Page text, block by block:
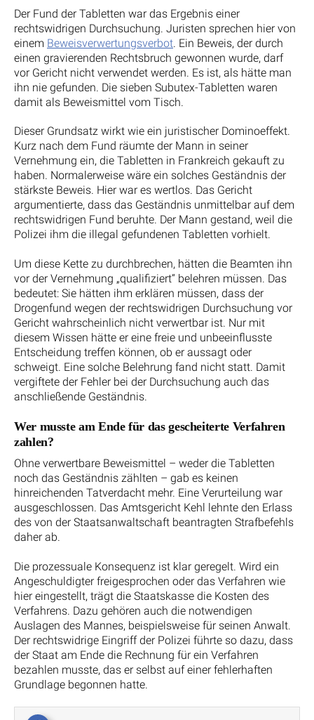
Der Fund der Tabletten war das Ergebnis einer
rechtswidrigen Durchsuchung. Juristen sprechen hier von
einem Beweisverwertungsverbot. Ein Beweis, der durch
einen gravierenden Rechtsbruch gewonnen wurde, darf
vor Gericht nicht verwendet werden. Es ist, als hätte man
ihn nie gefunden. Die sieben Subutex-Tabletten waren
damit als Beweismittel vom Tisch.
Dieser Grundsatz wirkt wie ein juristischer Dominoeffekt.
Kurz nach dem Fund räumte der Mann in seiner
Vernehmung ein, die Tabletten in Frankreich gekauft zu
haben. Normalerweise wäre ein solches Geständnis der
stärkste Beweis. Hier war es wertlos. Das Gericht
argumentierte, dass das Geständnis unmittelbar auf dem
rechtswidrigen Fund beruhte. Der Mann gestand, weil die
Polizei ihm die illegal gefundenen Tabletten vorhielt.
Um diese Kette zu durchbrechen, hätten die Beamten ihn
vor der Vernehmung „qualifiziert“ belehren müssen. Das
bedeutet: Sie hätten ihm erklären müssen, dass der
Drogenfund wegen der rechtswidrigen Durchsuchung vor
Gericht wahrscheinlich nicht verwertbar ist. Nur mit
diesem Wissen hätte er eine freie und unbeeinflusste
Entscheidung treffen können, ob er aussagt oder
schweigt. Eine solche Belehrung fand nicht statt. Damit
vergiftete der Fehler bei der Durchsuchung auch das
anschließende Geständnis.
Wer musste am Ende für das gescheiterte Verfahren
zahlen?
Ohne verwertbare Beweismittel – weder die Tabletten
noch das Geständnis zählten – gab es keinen
hinreichenden Tatverdacht mehr. Eine Verurteilung war
ausgeschlossen. Das Amtsgericht Kehl lehnte den Erlass
des von der Staatsanwaltschaft beantragten Strafbefehls
daher ab.
Die prozessuale Konsequenz ist klar geregelt. Wird ein
Angeschuldigter freigesprochen oder das Verfahren wie
hier eingestellt, trägt die Staatskasse die Kosten des
Verfahrens. Dazu gehören auch die notwendigen
Auslagen des Mannes, beispielsweise für seinen Anwalt.
Der rechtswidrige Eingriff der Polizei führte so dazu, dass
der Staat am Ende die Rechnung für ein Verfahren
bezahlen musste, das er selbst auf einer fehlerhaften
Grundlage begonnen hatte.